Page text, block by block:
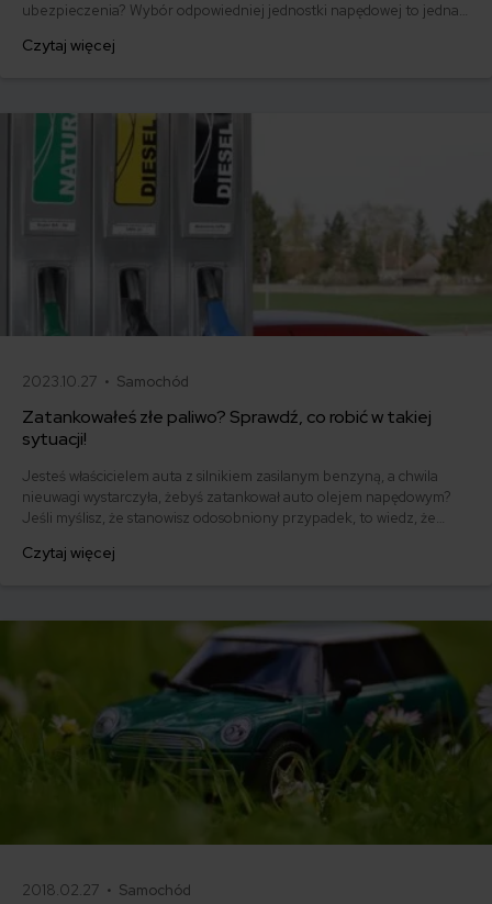
ubezpieczenia? Wybór odpowiedniej jednostki napędowej to jedna z
tego, czy zależy Ci na dynamice jazdy, ekologii czy ekonomii,
Czytaj więcej
2023.10.27 • Samochód
Zatankowałeś złe paliwo? Sprawdź, co robić w takiej
sytuacji!
Jesteś właścicielem auta z silnikiem zasilanym benzyną, a chwila
nieuwagi wystarczyła, żebyś zatankował auto olejem napędowym?
Jeśli myślisz, że stanowisz odosobniony przypadek, to wiedz, że
zjawisko, które przytrafić może się każdemu. Warto wiedzieć, co
Czytaj więcej
2018.02.27 • Samochód